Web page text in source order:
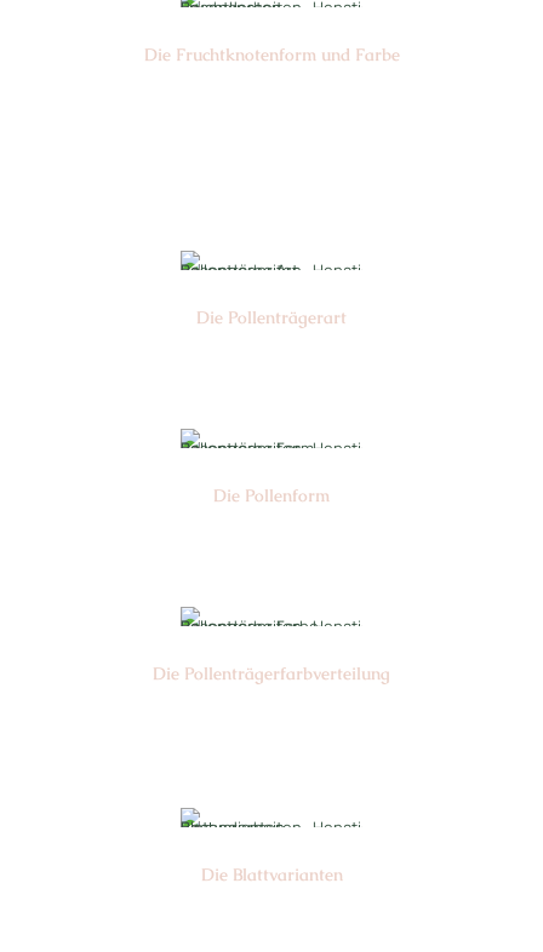
Die Frucht­knotenform und Farbe
Die Pollen­trägerart
Die Pollen­form
Die Pollen­trägerfarb­verteilung
Die Blattvarianten